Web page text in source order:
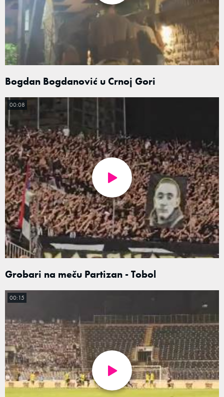
Bogdan Bogdanović u Crnoj Gori
Grobari na meču Partizan - Tobol
00:08
00:15